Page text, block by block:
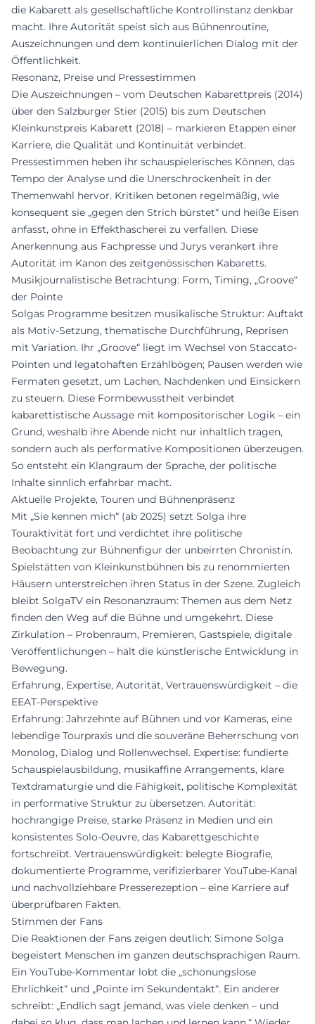
die Kabarett als gesellschaftliche Kontrollinstanz denkbar
macht. Ihre Autorität speist sich aus Bühnenroutine,
Auszeichnungen und dem kontinuierlichen Dialog mit der
Öffentlichkeit.
Resonanz, Preise und Pressestimmen
Die Auszeichnungen – vom Deutschen Kabarettpreis (2014)
über den Salzburger Stier (2015) bis zum Deutschen
Kleinkunstpreis Kabarett (2018) – markieren Etappen einer
Karriere, die Qualität und Kontinuität verbindet.
Pressestimmen heben ihr schauspielerisches Können, das
Tempo der Analyse und die Unerschrockenheit in der
Themenwahl hervor. Kritiken betonen regelmäßig, wie
konsequent sie „gegen den Strich bürstet“ und heiße Eisen
anfasst, ohne in Effekthascherei zu verfallen. Diese
Anerkennung aus Fachpresse und Jurys verankert ihre
Autorität im Kanon des zeitgenössischen Kabaretts.
Musikjournalistische Betrachtung: Form, Timing, „Groove“
der Pointe
Solgas Programme besitzen musikalische Struktur: Auftakt
als Motiv-Setzung, thematische Durchführung, Reprisen
mit Variation. Ihr „Groove“ liegt im Wechsel von Staccato-
Pointen und legatohaften Erzählbögen; Pausen werden wie
Fermaten gesetzt, um Lachen, Nachdenken und Einsickern
zu steuern. Diese Formbewusstheit verbindet
kabarettistische Aussage mit kompositorischer Logik – ein
Grund, weshalb ihre Abende nicht nur inhaltlich tragen,
sondern auch als performative Kompositionen überzeugen.
So entsteht ein Klangraum der Sprache, der politische
Inhalte sinnlich erfahrbar macht.
Aktuelle Projekte, Touren und Bühnenpräsenz
Mit „Sie kennen mich“ (ab 2025) setzt Solga ihre
Touraktivität fort und verdichtet ihre politische
Beobachtung zur Bühnenfigur der unbeirrten Chronistin.
Spielstätten von Kleinkunstbühnen bis zu renommierten
Häusern unterstreichen ihren Status in der Szene. Zugleich
bleibt SolgaTV ein Resonanzraum: Themen aus dem Netz
finden den Weg auf die Bühne und umgekehrt. Diese
Zirkulation – Probenraum, Premieren, Gastspiele, digitale
Veröffentlichungen – hält die künstlerische Entwicklung in
Bewegung.
Erfahrung, Expertise, Autorität, Vertrauenswürdigkeit – die
EEAT-Perspektive
Erfahrung: Jahrzehnte auf Bühnen und vor Kameras, eine
lebendige Tourpraxis und die souveräne Beherrschung von
Monolog, Dialog und Rollenwechsel. Expertise: fundierte
Schauspielausbildung, musikaffine Arrangements, klare
Textdramaturgie und die Fähigkeit, politische Komplexität
in performative Struktur zu übersetzen. Autorität:
hochrangige Preise, starke Präsenz in Medien und ein
konsistentes Solo-Oeuvre, das Kabarettgeschichte
fortschreibt. Vertrauenswürdigkeit: belegte Biografie,
dokumentierte Programme, verifizierbarer YouTube-Kanal
und nachvollziehbare Presserezeption – eine Karriere auf
überprüfbaren Fakten.
Stimmen der Fans
Die Reaktionen der Fans zeigen deutlich: Simone Solga
begeistert Menschen im ganzen deutschsprachigen Raum.
Ein YouTube-Kommentar lobt die „schonungslose
Ehrlichkeit“ und „Pointe im Sekundentakt“. Ein anderer
schreibt: „Endlich sagt jemand, was viele denken – und